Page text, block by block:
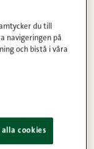
400 g
du till
navigeringen på
och bistå i våra
cookies